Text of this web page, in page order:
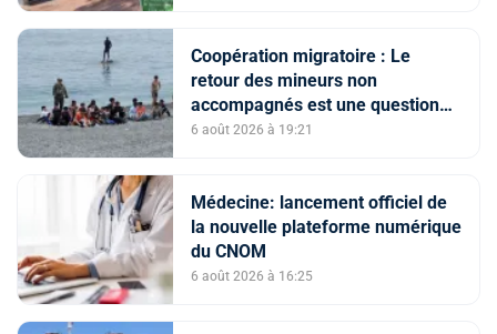
Coopération migratoire : Le
retour des mineurs non
accompagnés est une question
de principe basée sur les Hautes
6 août 2026 à 19:21
Médecine: lancement officiel de
la nouvelle plateforme numérique
du CNOM
6 août 2026 à 16:25